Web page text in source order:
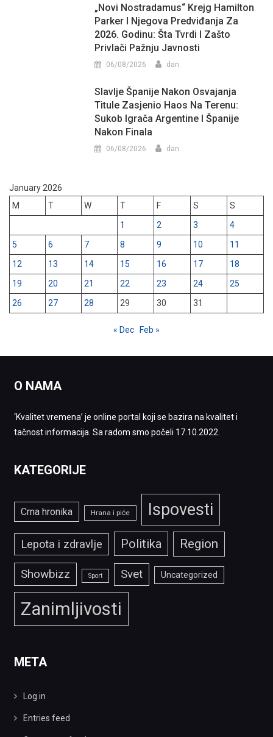
„Novi Nostradamus“ Krejg Hamilton
Parker I Njegova Predviđanja Za
2026. Godinu: Šta Tvrdi I Zašto
Privlači Pažnju Javnosti
06/08/2026 dan
Slavlje Španije Nakon Osvajanja
Titule Zasjenio Haos Na Terenu:
Sukob Igrača Argentine I Španije
Nakon Finala
06/08/2026 dan
January 2026
M
T W T F S
S
1
2 3
4
5
6 7 8 9 10
11
12
13 14 15 16 17
18
19
20 21 22 23 24
25
26
27 28 29 30 31
« Dec Feb »
O NAMA
‘Kvalitet vremena’ je online portal koji se bazira na kvalitet i
tačnost informacija. Sa radom smo počeli 17.10.2022.
KATEGORIJE
Crna hronika Hrana i piće Ispovesti
Lepota i zdravlje Politika Region
Showbizz Sport Svet Uncategorized
Zanimljivosti
META
Log in
Entries feed